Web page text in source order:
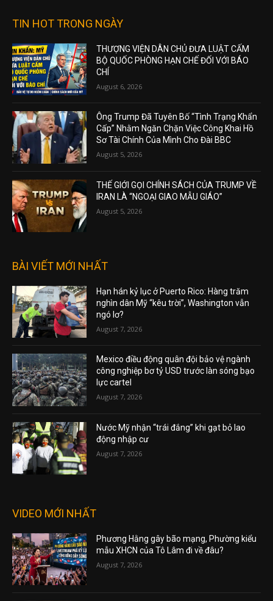
TIN HOT TRONG NGÀY
THƯỢNG VIỆN DÂN CHỦ ĐƯA LUẬT CẤM
BỘ QUỐC PHÒNG HẠN CHẾ ĐỐI VỚI BÁO
CHÍ
August 6, 2026
Ông Trump Đã Tuyên Bố “Tình Trạng Khẩn
Cấp” Nhằm Ngăn Chặn Việc Công Khai Hồ
Sơ Tài Chính Của Mình Cho Đài BBC
August 5, 2026
THẾ GIỚI GỌI CHÍNH SÁCH CỦA TRUMP VỀ
IRAN LÀ “NGOẠI GIAO MẪU GIÁO”
August 5, 2026
BÀI VIẾT MỚI NHẤT
Hạn hán kỷ lục ở Puerto Rico: Hàng trăm
nghìn dân Mỹ “kêu trời”, Washington vẫn
ngó lơ?
August 7, 2026
Mexico điều động quân đội bảo vệ ngành
công nghiệp bơ tỷ USD trước làn sóng bạo
lực cartel
August 7, 2026
Nước Mỹ nhận “trái đắng” khi gạt bỏ lao
động nhập cư
August 7, 2026
VIDEO MỚI NHẤT
Phương Hằng gây bão mạng, Phường kiểu
mẫu XHCN của Tô Lâm đi về đâu?
August 7, 2026